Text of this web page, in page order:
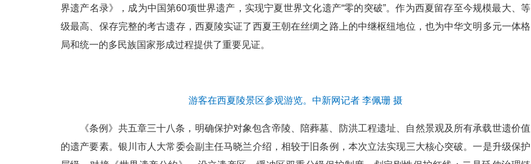
界遗产名录》，成为中国第60项世界遗产，实现宁夏世界文化遗产“零的突破”。作为西夏留存至今规模最大、等
级最高、保存完整的考古遗存，西夏陵实证了西夏王朝在丝绸之路上的中继枢纽地位，也为中华文明多元一体格
局和统一的多民族国家形成过程提供了重要见证。
游客在西夏陵景区参观游览。中新网记者 李佩珊 摄
《条例》共五章三十八条，明确保护对象包含帝陵、陪葬墓、防洪工程遗址、自然景观及所有承载世遗价值
的遗产要素。银川市人大常委会副主任马晓兰介绍，相较于旧条例，本次立法实现三大核心突破。一是升级保护